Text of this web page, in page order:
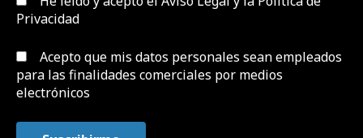
Privacidad
Acepto que mis datos personales sean empleados
para las finalidades comerciales por medios
electrónicos